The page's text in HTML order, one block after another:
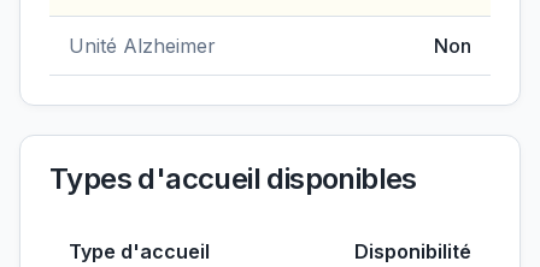
Unité Alzheimer Non
Types d'accueil disponibles
Type d'accueil Disponibilité